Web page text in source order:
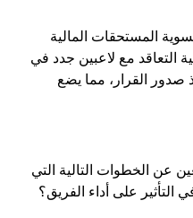
المستحقات المالية
التعاقد مع لاعبين جدد في
صدور القرار، مما يضع
عن الخطوات التالية التي
على أداء الفريق؟